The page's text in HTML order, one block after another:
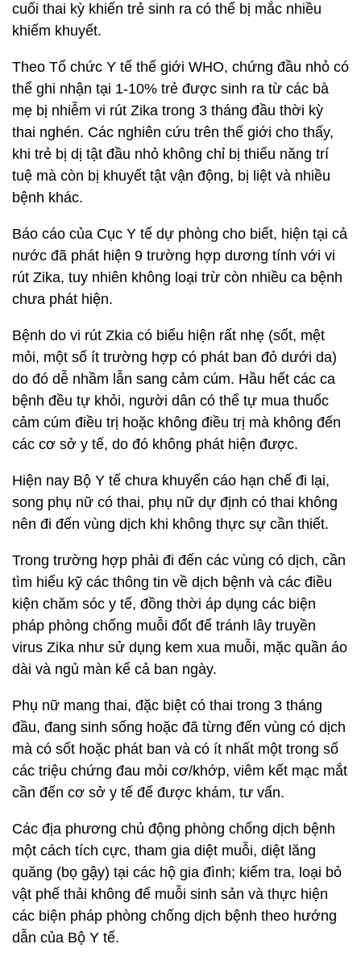
cuối thai kỳ khiến trẻ sinh ra có thể bị mắc nhiều
khiếm khuyết.
Theo Tổ chức Y tế thế giới WHO, chứng đầu nhỏ có
thể ghi nhận tại 1-10% trẻ được sinh ra từ các bà
mẹ bị nhiễm vi rút Zika trong 3 tháng đầu thời kỳ
thai nghén. Các nghiên cứu trên thế giới cho thấy,
khi trẻ bị dị tật đầu nhỏ không chỉ bị thiểu năng trí
tuệ mà còn bị khuyết tật vận động, bị liệt và nhiều
bệnh khác.
Báo cáo của Cục Y tế dự phòng cho biết, hiện tại cả
nước đã phát hiện 9 trường hợp dương tính với vi
rút Zika, tuy nhiên không loại trừ còn nhiều ca bệnh
chưa phát hiện.
Bệnh do vi rút Zkia có biểu hiện rất nhẹ (sốt, mệt
mỏi, một số ít trường hợp có phát ban đỏ dưới da)
do đó dễ nhầm lẫn sang cảm cúm. Hầu hết các ca
bệnh đều tự khỏi, người dân có thể tự mua thuốc
cảm cúm điều trị hoặc không điều trị mà không đến
các cơ sở y tế, do đó không phát hiện được.
Hiện nay Bộ Y tế chưa khuyến cáo hạn chế đi lại,
song phụ nữ có thai, phụ nữ dự định có thai không
nên đi đến vùng dịch khi không thực sự cần thiết.
Trong trường hợp phải đi đến các vùng có dịch, cần
tìm hiểu kỹ các thông tin về dịch bệnh và các điều
kiện chăm sóc y tế, đồng thời áp dụng các biện
pháp phòng chống muỗi đốt để tránh lây truyền
virus Zika như sử dụng kem xua muỗi, mặc quần áo
dài và ngủ màn kể cả ban ngày.
Phụ nữ mang thai, đặc biệt có thai trong 3 tháng
đầu, đang sinh sống hoặc đã từng đến vùng có dịch
mà có sốt hoặc phát ban và có ít nhất một trong số
các triệu chứng đau mỏi cơ/khớp, viêm kết mạc mắt
cần đến cơ sở y tế để được khám, tư vấn.
Các địa phương chủ động phòng chống dịch bệnh
một cách tích cực, tham gia diệt muỗi, diệt lăng
quăng (bọ gậy) tại các hộ gia đình; kiểm tra, loại bỏ
vật phế thải không để muỗi sinh sản và thực hiện
các biện pháp phòng chống dịch bệnh theo hướng
dẫn của Bộ Y tế.